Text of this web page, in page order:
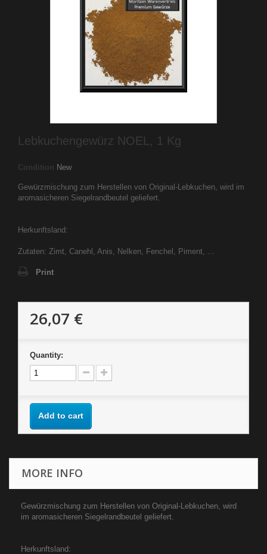
Lebkuchengewürz NOEL, 1 Kg
Condition New
Gewürzmischung zum Herstellen von Original-Lebkuchen, wird im
aromasicheren Siegelrandbeutel geliefert.
Herkunftsland:
Zutaten: Zimt, Canehl, Anis, Nelken, Fenchel, Piment, ...
Print
26,07 €
Quantity:
Add to cart
MORE INFO
Gewürzmischung zum Herstellen von Original-Lebkuchen, wird
im aromasicheren Siegelrandbeutel geliefert.
Herkunftsland: